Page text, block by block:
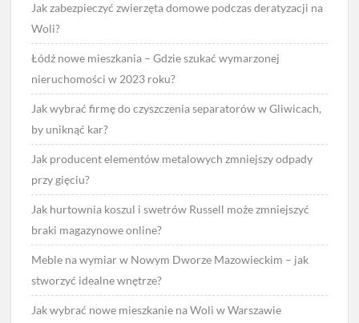
Jak zabezpieczyć zwierzęta domowe podczas deratyzacji na
Woli?
Łódź nowe mieszkania – Gdzie szukać wymarzonej
nieruchomości w 2023 roku?
Jak wybrać firmę do czyszczenia separatorów w Gliwicach,
by uniknąć kar?
Jak producent elementów metalowych zmniejszy odpady
przy gięciu?
Jak hurtownia koszul i swetrów Russell może zmniejszyć
braki magazynowe online?
Meble na wymiar w Nowym Dworze Mazowieckim – jak
stworzyć idealne wnętrze?
Jak wybrać nowe mieszkanie na Woli w Warszawie